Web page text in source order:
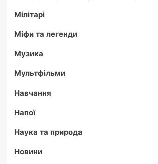
Мілітарі
Міфи та легенди
Музика
Мультфільми
Навчання
Напої
Наука та природа
Новини